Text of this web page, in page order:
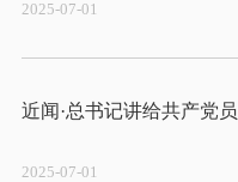
2025-07-01
2025-07-01